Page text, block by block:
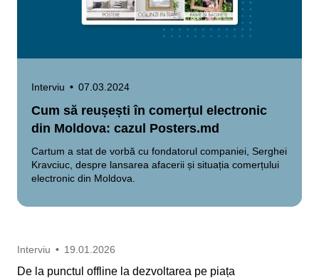
Interviu • 07.03.2024
Cum să reușești în comerțul electronic
din Moldova: cazul Posters.md
Cartum a stat de vorbă cu fondatorul companiei, Serghei
Kravciuc, despre lansarea afacerii și situația comerțului
electronic din Moldova.
Interviu • 19.01.2026
De la punctul offline la dezvoltarea pe piața